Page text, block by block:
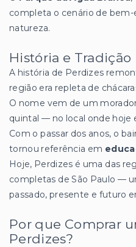
completa o cenário de
natureza.
História e Tradição
A história de Perdizes
região era repleta de
O nome vem de um
quintal — no local onde hoje
Com o passar dos anos, o
tornou referência em
Hoje, Perdizes é uma das
completas de São Paulo —
passado, presente e futuro
Por que Comprar
Perdizes?